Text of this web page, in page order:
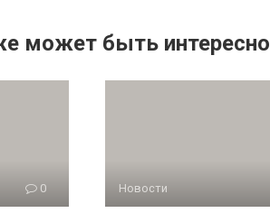
может быть интересно
0 Новости